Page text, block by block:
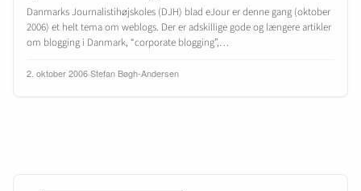
Danmarks Journalistihøjskoles (DJH) blad eJour er denne gang (oktober
2006) et helt tema om weblogs. Der er adskillige gode og længere artikler
om blogging i Danmark, “corporate blogging”,…
2. oktober 2006·Stefan Bøgh-Andersen